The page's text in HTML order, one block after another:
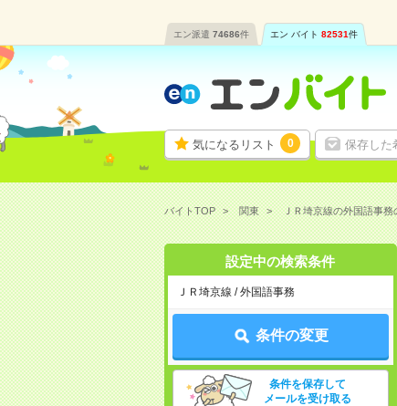
エン派遣 74686件 エン バイト 82531件
気になるリスト 0 保存した
バイトTOP 関東 ＪＲ埼京線の外国語事務
設定中の検索条件
ＪＲ埼京線 / 外国語事務
条件の変更
条件を保存して
メールを受け取る